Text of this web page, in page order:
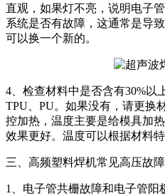
直观，如果灯不亮，说明电子
系统是否有故障，这通常是导
可以换一个新的。
4、检查材料中是否含有30%以
TPU、PU。如果没有，请更换
控加热，温度主要是给模具加
效果更好。温度可以根据材料特
三、高频塑料焊机常见高压故障
1、电子管共栅故障和电子管